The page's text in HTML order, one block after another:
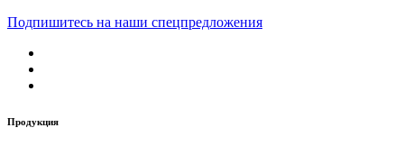
Подпишитесь на наши спецпредложения
Продукция